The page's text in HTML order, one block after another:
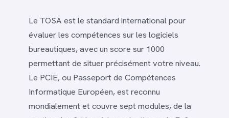
Le TOSA est le standard international pour
évaluer les compétences sur les logiciels
bureautiques, avec un score sur 1000
permettant de situer précisément votre niveau.
Le PCIE, ou Passeport de Compétences
Informatique Européen, est reconnu
mondialement et couvre sept modules, de la